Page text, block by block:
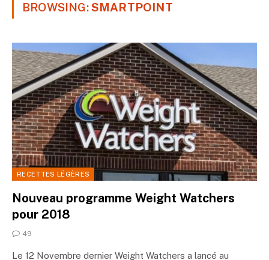
BROWSING:SMARTPOINT
RECETTES LÉGÈRES
Nouveau programme Weight Watchers
pour 2018
49
Le 12 Novembre dernier Weight Watchers a lancé au